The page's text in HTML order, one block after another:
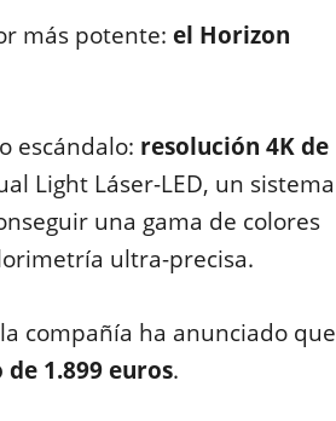
más potente: el Horizon
escándalo: resolución 4K de
Light Láser-LED, un sistema
una gama de colores
ultra-precisa.
compañía ha anunciado que
1.899 euros.